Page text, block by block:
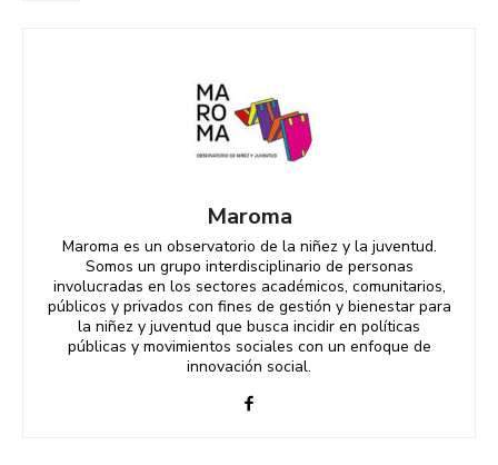
Maroma
Maroma es un observatorio de la niñez y la juventud.
Somos un grupo interdisciplinario de personas
involucradas en los sectores académicos, comunitarios,
públicos y privados con fines de gestión y bienestar para
la niñez y juventud que busca incidir en políticas
públicas y movimientos sociales con un enfoque de
innovación social.